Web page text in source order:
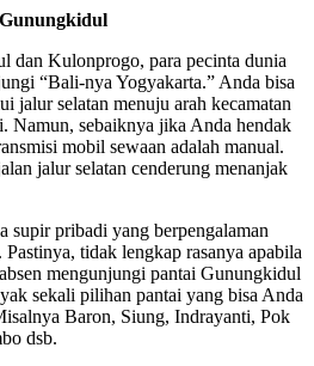
dan Kulonprogo, para pecinta dunia
“Bali-nya Yogyakarta.” Anda bisa
jalur selatan menuju arah kecamatan
Namun, sebaiknya jika Anda hendak
mobil sewaan adalah manual.
jalur selatan cenderung menanjak
supir pribadi yang berpengalaman
tidak lengkap rasanya apabila
mengunjungi pantai Gunungkidul
sekali pilihan pantai yang bisa Anda
Baron, Siung, Indrayanti, Pok
dsb.